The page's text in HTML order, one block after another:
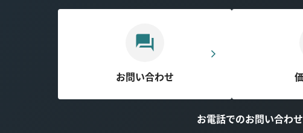
お問い合わせ
お電話でのお問い合わせ